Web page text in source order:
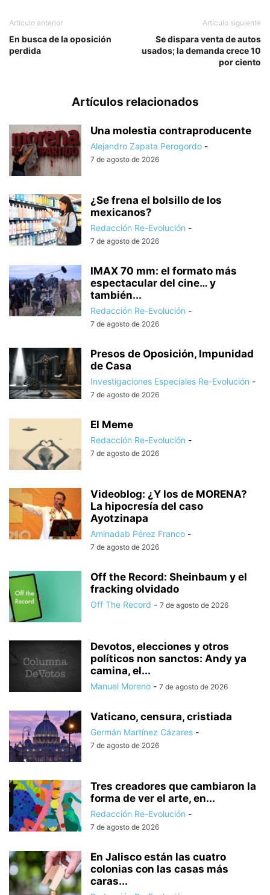
Artículo anterior
En busca de la oposición
perdida
Artículo siguiente
Se dispara venta de autos
usados; la demanda crece 10
por ciento
Artículos relacionados
Una molestia contraproducente
Alejandro Zapata Perogordo -
7 de agosto de 2026
¿Se frena el bolsillo de los
mexicanos?
Redacción Re-Evolución -
7 de agosto de 2026
IMAX 70 mm: el formato más
espectacular del cine… y
también...
Redacción Re-Evolución -
7 de agosto de 2026
Presos de Oposición, Impunidad
de Casa
Investigaciones Especiales Re-Evolución -
7 de agosto de 2026
El Meme
Redacción Re-Evolución -
7 de agosto de 2026
Videoblog: ¿Y los de MORENA?
La hipocresía del caso
Ayotzinapa
Aminadab Pérez Franco -
7 de agosto de 2026
Off the Record: Sheinbaum y el
fracking olvidado
Off The Record - 7 de agosto de 2026
Devotos, elecciones y otros
políticos non sanctos: Andy ya
camina, el...
Manuel Moreno - 7 de agosto de 2026
Vaticano, censura, cristiada
Germán Martínez Cázares -
7 de agosto de 2026
Tres creadores que cambiaron la
forma de ver el arte, en...
Redacción Re-Evolución -
7 de agosto de 2026
En Jalisco están las cuatro
colonias con las casas más
caras...